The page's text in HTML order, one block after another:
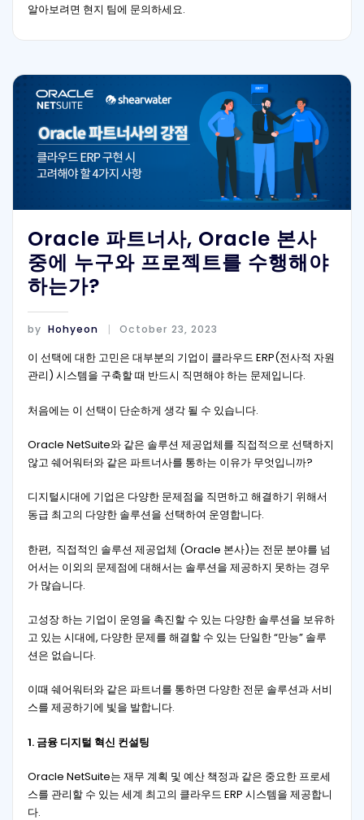
알아보려면 현지 팀에 문의하세요.
Oracle 파트너사, Oracle 본사
중에 누구와 프로젝트를 수행해야
하는가?
by Hohyeon October 23, 2023
이 선택에 대한 고민은 대부분의 기업이 클라우드 ERP(전사적 자원
관리) 시스템을 구축할 때 반드시 직면해야 하는 문제입니다.
처음에는 이 선택이 단순하게 생각 될 수 있습니다.
Oracle NetSuite와 같은 솔루션 제공업체를 직접적으로 선택하지
않고 쉐어워터와 같은 파트너사를 통하는 이유가 무엇입니까?
디지털시대에 기업은 다양한 문제점을 직면하고 해결하기 위해서
동급 최고의 다양한 솔루션을 선택하여 운영합니다.
한편, 직접적인 솔루션 제공업체 (Oracle 본사)는 전문 분야를 넘
어서는 이외의 문제점에 대해서는 솔루션을 제공하지 못하는 경우
가 많습니다.
고성장 하는 기업이 운영을 촉진할 수 있는 다양한 솔루션을 보유하
고 있는 시대에, 다양한 문제를 해결할 수 있는 단일한 “만능” 솔루
션은 없습니다.
이때 쉐어워터와 같은 파트너를 통하면 다양한 전문 솔루션과 서비
스를 제공하기에 빛을 발합니다.
1. 금융 디지털 혁신 컨설팅
Oracle NetSuite는 재무 계획 및 예산 책정과 같은 중요한 프로세
스를 관리할 수 있는 세계 최고의 클라우드 ERP 시스템을 제공합니
다.